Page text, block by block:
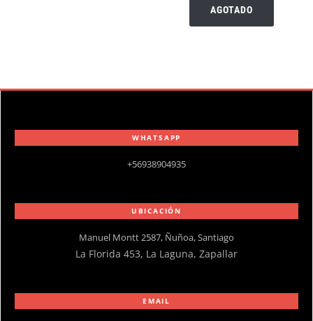
AGOTADO
WHATSAPP
+56938904935
UBICACIÓN
Manuel Montt 2587, Ñuñoa, Santiago
La Florida 453, La Laguna, Zapallar
EMAIL